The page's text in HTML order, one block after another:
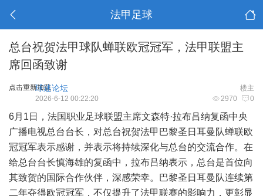
法甲足球
总台祝贺法甲球队蝉联欧冠冠军，法甲联盟主
席回函致谢
点击重新加载 楼主
球迷论坛
2970 0
2026-6-12 00:22:20
6月1日，法国职业足球联盟主席文森特·拉布吕纳复函中央
广播电视总台台长，对总台祝贺法甲巴黎圣日耳曼队蝉联欧
冠冠军表示感谢，并表示将持续深化与总台的交流合作。在
给总台台长慎海雄的复函中，拉布吕纳表示，总台是首位向
其致贺的国际合作伙伴，深感荣幸。巴黎圣日耳曼队连续第
二年夺得欧冠冠军，不仅提升了法甲联赛的影响力，更彰显